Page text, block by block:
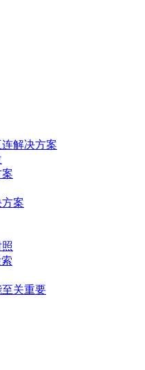
解决方案
案
关重要